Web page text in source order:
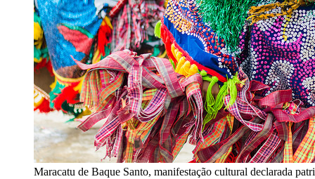
Maracatu de Baque Santo, manifestação cultural declarada